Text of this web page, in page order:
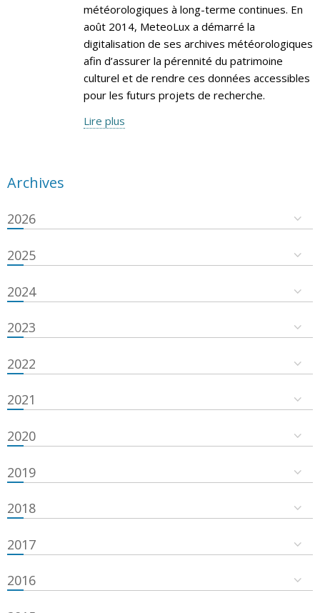
météorologiques à long-terme continues. En
août 2014, MeteoLux a démarré la
digitalisation de ses archives météorologiques
afin d’assurer la pérennité du patrimoine
culturel et de rendre ces données accessibles
pour les futurs projets de recherche.
Lire plus
Archives
2026
2025
2024
2023
2022
2021
2020
2019
2018
2017
2016